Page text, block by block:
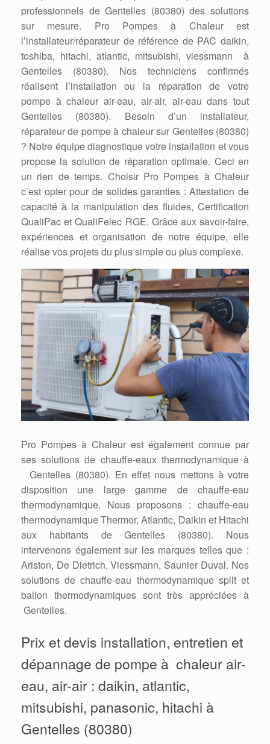
professionnels de Gentelles (80380) des solutions
sur mesure. Pro Pompes à Chaleur est
l’installateur/réparateur de référence de PAC daikin,
toshiba, hitachi, atlantic, mitsubishi, viessmann à
Gentelles (80380). Nos techniciens confirmés
réalisent l’installation ou la réparation de votre
pompe à chaleur air-eau, air-air, air-eau dans tout
Gentelles (80380). Besoin d’un installateur,
réparateur de pompe à chaleur sur Gentelles (80380)
? Notre équipe diagnostique votre installation et vous
propose la solution de réparation optimale. Ceci en
un rien de temps. Choisir Pro Pompes à Chaleur
c’est opter pour de solides garanties : Attestation de
capacité à la manipulation des fluides, Certification
QualiPac et QualiFelec RGE. Grâce aux savoir-faire,
expériences et organisation de notre équipe, elle
réalise vos projets du plus simple ou plus complexe.
Pro Pompes à Chaleur est également connue par
ses solutions de chauffe-eaux thermodynamique à
Gentelles (80380). En effet nous mettons à votre
disposition une large gamme de chauffe-eau
thermodynamique. Nous proposons : chauffe-eau
thermodynamique Thermor, Atlantic, Daikin et Hitachi
aux habitants de Gentelles (80380). Nous
intervenons également sur les marques telles que :
Ariston, De Dietrich, Viessmann, Saunier Duval. Nos
solutions de chauffe-eau thermodynamique split et
ballon thermodynamiques sont très appréciées à
Gentelles.
Prix et devis installation, entretien et
dépannage de pompe à chaleur air-
eau, air-air : daikin, atlantic,
mitsubishi, panasonic, hitachi à
Gentelles (80380)